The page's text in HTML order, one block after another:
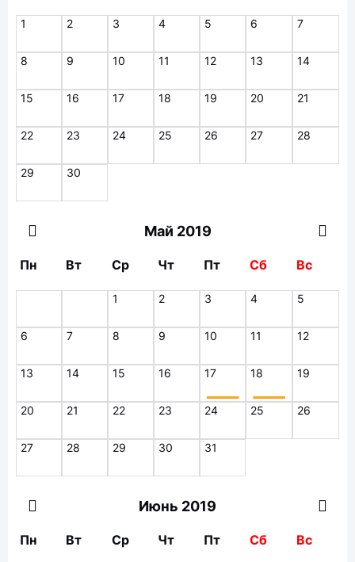
1 2 3 4 5 6 7
8 9 10 11 12 13 14
15 16 17 18 19 20 21
22 23 24 25 26 27 28
29 30
Май 2019
Пн Вт Ср Чт Пт Сб Вс
1 2 3 4 5
6 7 8 9 10 11 12
13 14 15 16 17 18 19
20 21 22 23 24 25 26
27 28 29 30 31
Июнь 2019
Пн Вт Ср Чт Пт Сб Вс